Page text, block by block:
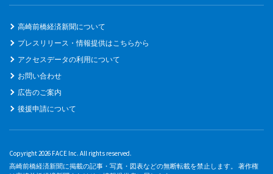
高崎前橋経済新聞について
プレスリリース・情報提供はこちらから
アクセスデータの利用について
お問い合わせ
広告のご案内
後援申請について
Copyright 2026 FACE Inc. All rights reserved.
高崎前橋経済新聞に掲載の記事・写真・図表などの無断転載を禁止します。 著作権